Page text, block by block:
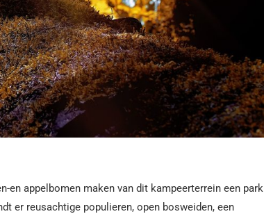
en appelbomen maken van dit kampeerterrein een park
er reusachtige populieren, open bosweiden, een